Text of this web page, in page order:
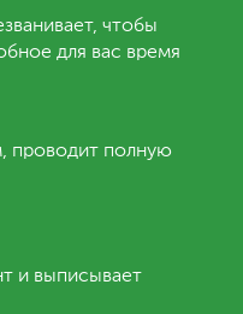
чтобы
для вас время
проводит полную
и выписывает